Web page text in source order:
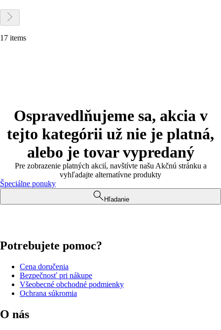
17 items
Ospravedlňujeme sa, akcia v
tejto kategórii už nie je platná,
alebo je tovar vypredaný
Pre zobrazenie platných akcií, navštívte našu Akčnú stránku a
vyhľadajte alternatívne produkty
Špeciálne ponuky
Hľadanie
Potrebujete pomoc?
Cena doručenia
Bezpečnosť pri nákupe
Všeobecné obchodné podmienky
Ochrana súkromia
O nás